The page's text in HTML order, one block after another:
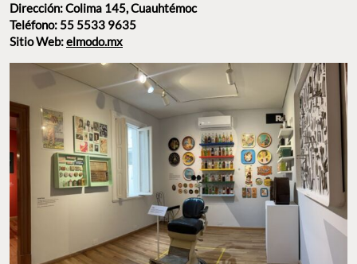
Dirección: Colima 145, Cuauhtémoc
Teléfono: 55 5533 9635
Sitio Web:elmodo.mx